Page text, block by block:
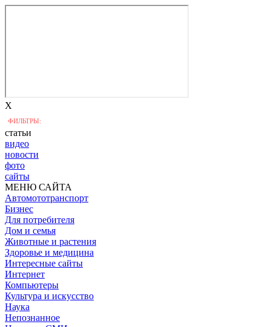
X
ФИЛЬТРЫ:
статьи
видео
новости
фото
сайты
МЕНЮ САЙТА
Автомототранспорт
Бизнес
Для потребителя
Дом и семья
Животные и растения
Здоровье и медицина
Интересные сайты
Интернет
Компьютеры
Культура и искусство
Наука
Непознанное